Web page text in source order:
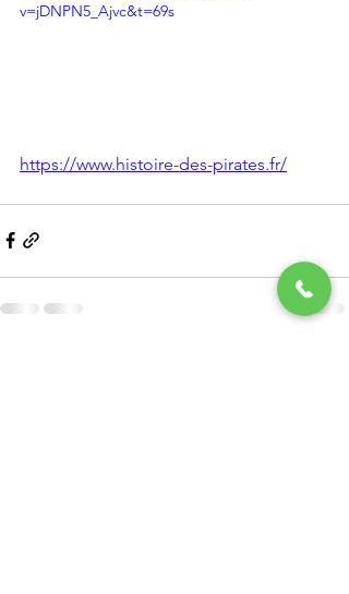
v=jDNPN5_Ajvc&t=69s
https://www.histoire-des-pirates.fr/